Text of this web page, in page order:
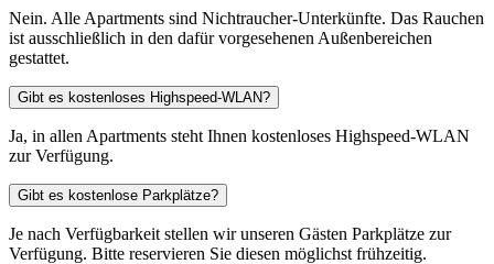
Nein. Alle Apartments sind Nichtraucher-Unterkünfte. Das Rauchen
ist ausschließlich in den dafür vorgesehenen Außenbereichen
gestattet.
Gibt es kostenloses Highspeed-WLAN?
Ja, in allen Apartments steht Ihnen kostenloses Highspeed-WLAN
zur Verfügung.
Gibt es kostenlose Parkplätze?
Je nach Verfügbarkeit stellen wir unseren Gästen Parkplätze zur
Verfügung. Bitte reservieren Sie diesen möglichst frühzeitig.